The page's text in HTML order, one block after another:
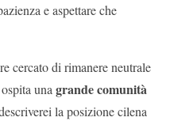
e aspettare che
cercato di rimanere neutrale
una grande comunità
la posizione cilena